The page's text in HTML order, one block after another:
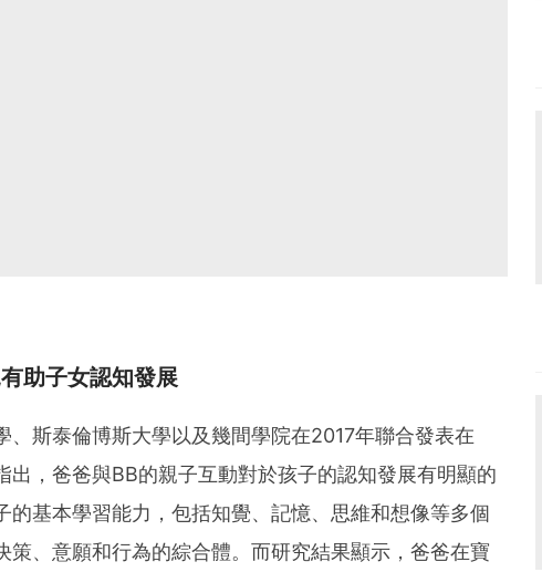
助子女認知發展
、斯泰倫博斯大學以及幾間學院在2017年聯合發表在
出，爸爸與BB的親子互動對於孩子的認知發展有明顯的
的基本學習能力，包括知覺、記憶、思維和想像等多個
策、意願和行為的綜合體。而研究結果顯示，爸爸在寶